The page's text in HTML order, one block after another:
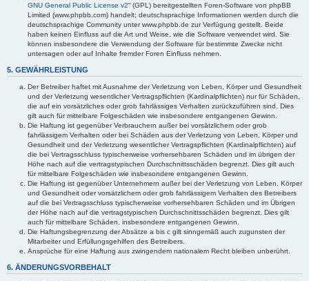
GNU General Public License v2“ (GPL) bereitgestellten Foren-Software von phpBB
Limited (www.phpbb.com) handelt; deutschsprachige Informationen werden durch die
deutschsprachige Community unter www.phpbb.de zur Verfügung gestellt. Beide
haben keinen Einfluss auf die Art und Weise, wie die Software verwendet wird. Sie
können insbesondere die Verwendung der Software für bestimmte Zwecke nicht
untersagen oder auf Inhalte fremder Foren Einfluss nehmen.
5. GEWÄHRLEISTUNG
Der Betreiber haftet mit Ausnahme der Verletzung von Leben, Körper und Gesundheit
und der Verletzung wesentlicher Vertragspflichten (Kardinalpflichten) nur für Schäden,
die auf ein vorsätzliches oder grob fahrlässiges Verhalten zurückzuführen sind. Dies
gilt auch für mittelbare Folgeschäden wie insbesondere entgangenen Gewinn.
Die Haftung ist gegenüber Verbrauchern außer bei vorsätzlichem oder grob
fahrlässigem Verhalten oder bei Schäden aus der Verletzung von Leben, Körper und
Gesundheit und der Verletzung wesentlicher Vertragspflichten (Kardinalpflichten) auf
die bei Vertragsschluss typischerweise vorhersehbaren Schäden und im übrigen der
Höhe nach auf die vertragstypischen Durchschnittsschäden begrenzt. Dies gilt auch
für mittelbare Folgeschäden wie insbesondere entgangenen Gewinn.
Die Haftung ist gegenüber Unternehmern außer bei der Verletzung von Leben, Körper
und Gesundheit oder vorsätzlichem oder grob fahrlässigem Verhalten des Betreibers
auf die bei Vertragsschluss typischerweise vorhersehbaren Schäden und im Übrigen
der Höhe nach auf die vertragstypischen Durchschnittsschäden begrenzt. Dies gilt
auch für mittelbare Schäden, insbesondere entgangenen Gewinn.
Die Haftungsbegrenzung der Absätze a bis c gilt sinngemäß auch zugunsten der
Mitarbeiter und Erfüllungsgehilfen des Betreibers.
Ansprüche für eine Haftung aus zwingendem nationalem Recht bleiben unberührt.
6. ÄNDERUNGSVORBEHALT